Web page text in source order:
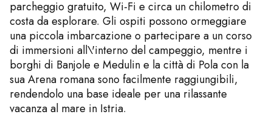
parcheggio gratuito, Wi-Fi e circa un chilometro di
costa da esplorare. Gli ospiti possono ormeggiare
una piccola imbarcazione o partecipare a un corso
di immersioni all\'interno del campeggio, mentre i
borghi di Banjole e Medulin e la città di Pola con la
sua Arena romana sono facilmente raggiungibili,
rendendolo una base ideale per una rilassante
vacanza al mare in Istria.